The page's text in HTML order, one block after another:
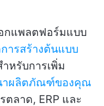
กแพลตฟอร์มแบบ
การสร้างต้นแบบ
หรับการเพิ่ม
าผลิตภัณฑ์ของคุณ
ลาด, ERP และ